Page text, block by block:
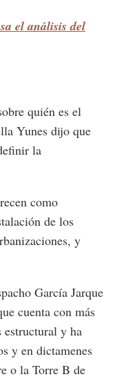
el análisis del
quién es el
Yunes dijo que
la
como
de los
y
García Jarque
cuenta con más
estructural y ha
y en dictamenes
o la Torre B de